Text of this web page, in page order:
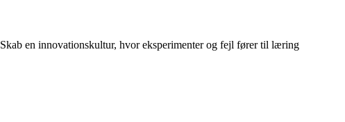
Skab en innovationskultur, hvor eksperimenter og fejl fører til læring